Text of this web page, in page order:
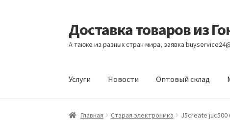
Перейти
к
навигации
Перейти
к
содержимому
Доставка товаров из
А также из разных стран мира, заявка
Услуги Новости Оптовый склад
Главная Контакты Мой аккаунт
Главная Старая электроника J5create juc500